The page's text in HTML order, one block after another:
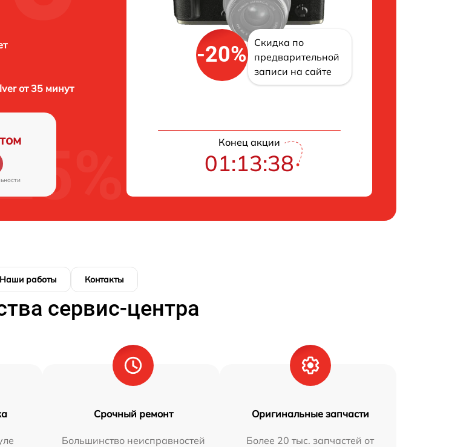
от 35 минут
-20%
Скидка по
предварительной
записи на сайте
Конец акции
01:13:38
Наши работы Контакты
сервис-центра
Срочный ремонт
Большинство неисправностей
Оригинальные запчасти
Более 20 тыс. запчастей от